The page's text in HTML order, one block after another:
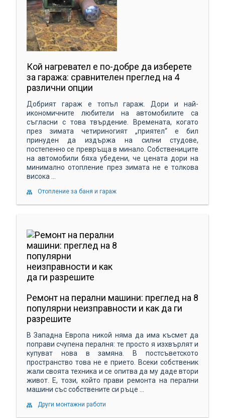
Кой нагревател е по-добре да изберете
за гаража: сравнителен преглед на 4
различни опции
Добрият гараж е топъл гараж. Дори и най-
икономичните любители на автомобилите са
съгласни с това твърдение. Времената, когато
през зимата четириногият „приятел“ е бил
принуден да издържа на силни студове,
постепенно се превръща в минало. Собствениците
на автомобили бяха убедени, че цената дори на
минимално отопление през зимата не е толкова
висока ...
Отопление за баня и гараж
Ремонт на перални машини: преглед на 8
популярни неизправности и как да ги
разрешите
В Западна Европа никой няма да има късмет да
поправи счупена пералня: те просто я изхвърлят и
купуват нова в замяна. В постсъветското
пространство това не е прието. Всеки собственик
жали своята техника и се опитва да му даде втори
живот. Е, този, който прави ремонта на перални
машини със собствените си ръце ...
Други монтажни работи